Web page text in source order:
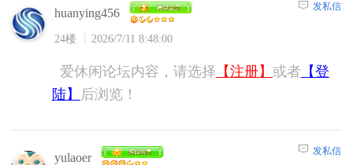
huanying456
24楼 2026/7/11 8:48:00
发私信
爱休闲论坛内容，请选择 【注册】 或者 【登
陆】
后浏览！
yulaoer 发私信